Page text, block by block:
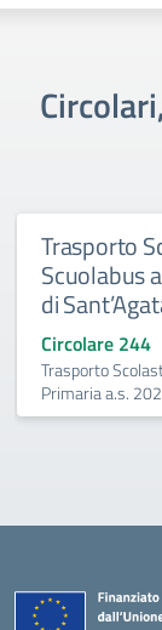
Trasporto
Scuolabus
di
Circolare 244
Trasporto
Primaria a.s.